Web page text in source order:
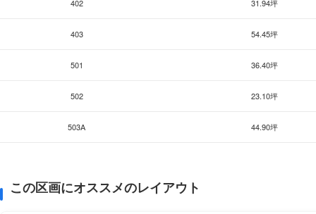
402 31.94坪
403 54.45坪
501 36.40坪
502 23.10坪
503A 44.90坪
この区画にオススメのレイアウト